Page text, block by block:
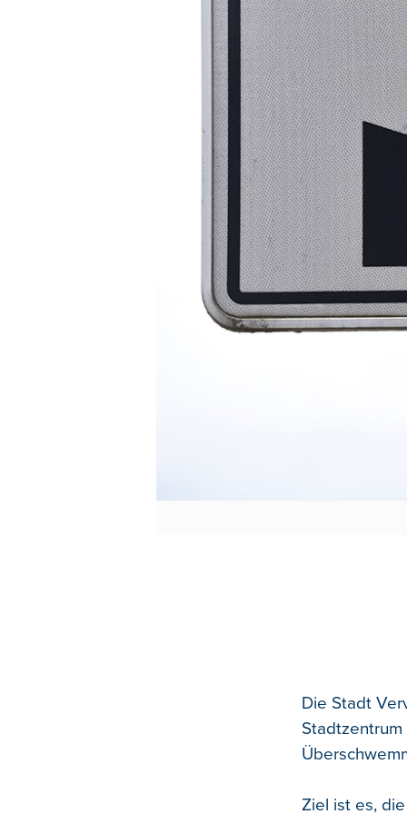
Die Stadt
Ziel ist es,